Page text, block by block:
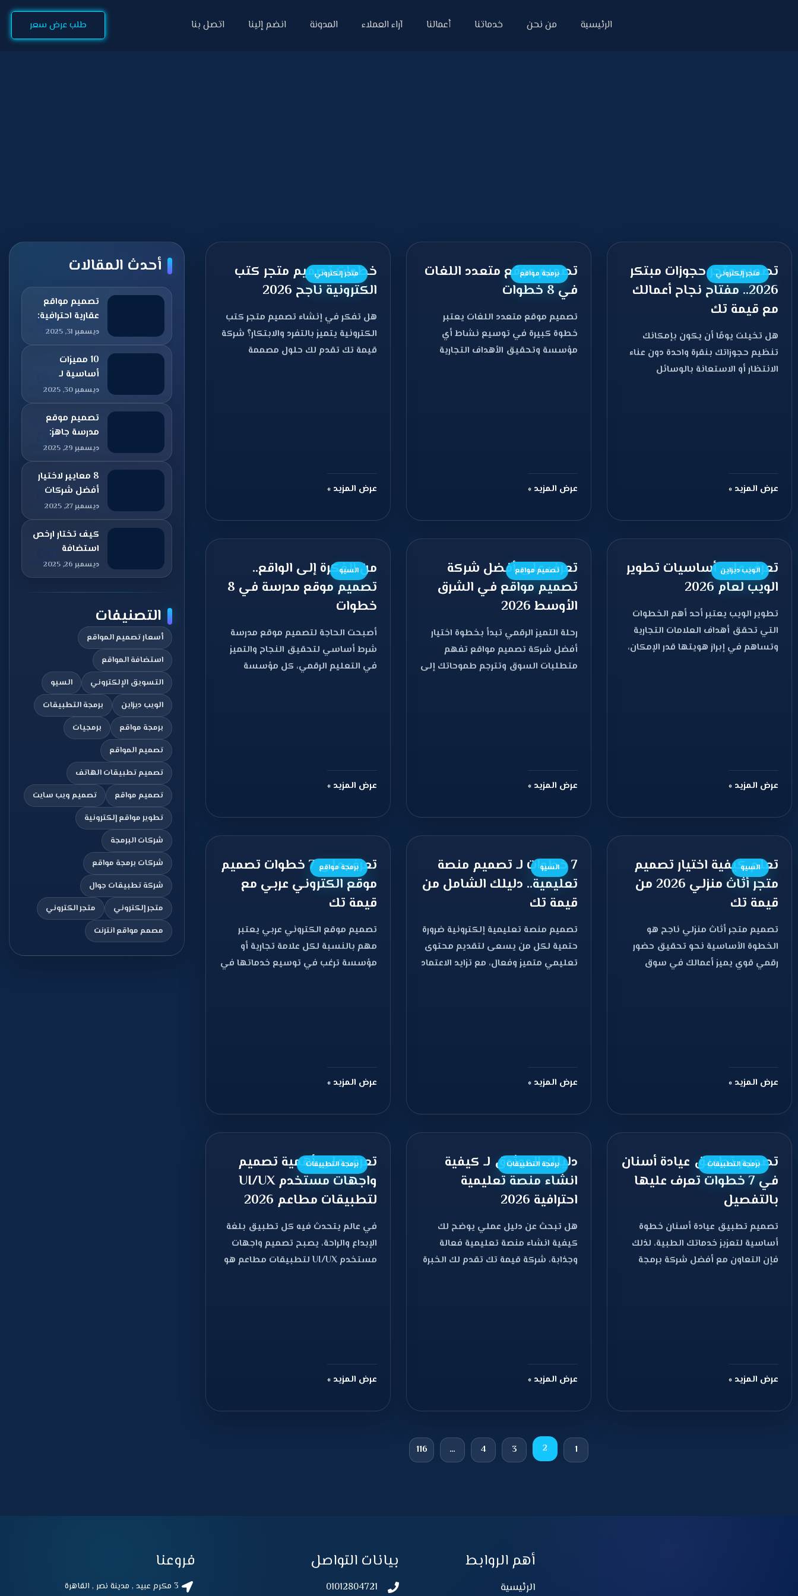
الرئيسية من نحن خدماتنا أعمالنا آراء العملاء المدونة انضم إلينا اتصل بنا طلب عرض سعر
متجر إلكتروني
تصميم متجر حجوزات مبتكر
2026.. مفتاح نجاح أعمالك
مع قيمة تك
هل تخيلت يومًا أن يكون بإمكانك
تنظيم حجوزاتك بنقرة واحدة دون عناء
الانتظار أو الاستعانة بالوسائل
عرض المزيد »
برمجة مواقع
تصميم موقع متعدد اللغات
في 8 خطوات
تصميم موقع متعدد اللغات يعتبر
خطوة كبيرة في توسيع نشاط أي
مؤسسة وتحقيق الأهداف التجارية
عرض المزيد »
متجر إلكتروني
خطوات تصميم متجر كتب
الكترونية ناجح 2026
هل تفكر في إنشاء تصميم متجر كتب
الكترونية يتميز بالتفرد والابتكار؟ شركة
قيمة تك تقدم لك حلول مصممة
عرض المزيد »
الويب ديزاين
تعرف على أساسيات تطوير
الويب لعام 2026
تطوير الويب يعتبر أحد أهم الخطوات
التي تحقق أهداف العلامات التجارية
وتساهم في إبراز هويتها قدر الإمكان،
عرض المزيد »
تصميم مواقع
تعرف على أفضل شركة
تصميم مواقع في الشرق
الأوسط 2026
رحلة التميز الرقمي تبدأ بخطوة اختيار
أفضل شركة تصميم مواقع تفهم
متطلبات السوق وتترجم طموحاتك إلى
عرض المزيد »
السيو
من الفكرة إلى الواقع..
تصميم موقع مدرسة في 8
خطوات
أصبحت الحاجة لتصميم موقع مدرسة
شرط أساسي لتحقيق النجاح والتميز
في التعليم الرقمي، كل مؤسسة
عرض المزيد »
السيو
تعلم كيفية اختيار تصميم
متجر أثاث منزلي 2026 من
قيمة تك
تصميم متجر أثاث منزلي ناجح هو
الخطوة الأساسية نحو تحقيق حضور
رقمي قوي يميز أعمالك في سوق
عرض المزيد »
السيو
7 خطوات لـ تصميم منصة
تعليمية.. دليلك الشامل من
قيمة تك
تصميم منصة تعليمية إلكترونية ضرورة
حتمية لكل من يسعى لتقديم محتوى
تعليمي متميز وفعال، مع تزايد الاعتماد
عرض المزيد »
برمجة مواقع
تعرف على 7 خطوات تصميم
موقع الكتروني عربي مع
قيمة تك
تصميم موقع الكتروني عربي يعتبر
مهم بالنسبة لكل علامة تجارية أو
مؤسسة ترغب في توسيع خدماتها في
عرض المزيد »
برمجة التطبيقات
تصميم تطبيق عيادة أسنان
في 7 خطوات تعرف عليها
بالتفصيل
تصميم تطبيق عيادة أسنان خطوة
أساسية لتعزيز خدماتك الطبية، لذلك
فإن التعاون مع أفضل شركة برمجة
عرض المزيد »
برمجة التطبيقات
دليلك الموثوق لـ كيفية
انشاء منصة تعليمية
احترافية 2026
هل تبحث عن دليل عملي يوضح لك
كيفية انشاء منصة تعليمية فعالة
وجذابة، شركة قيمة تك تقدم لك الخبرة
عرض المزيد »
برمجة التطبيقات
تعرف على أهمية تصميم
واجهات مستخدم UI/UX
لتطبيقات مطاعم 2026
في عالم يتحدث فيه كل تطبيق بلغة
الإبداع والراحة، يصبح تصميم واجهات
مستخدم UI/UX لتطبيقات مطاعم هو
عرض المزيد »
1
2
3
4
…
116
أحدث المقالات
تصميم مواقع
عقارية احترافية:
مفتاحك لتحقيق
مبيعات قياسية
في سوق
العقارات
ديسمبر 31, 2025
10 مميزات
أساسية لـ
تصميم منصة
تعليمية
إلكترونية ناجحة
2026
ديسمبر 30, 2025
تصميم موقع
مدرسة جاهز:
دليلك الشامل
لإنشاء منصة
تعليمية
متكاملة
ديسمبر 29, 2025
8 معايير لاختيار
أفضل شركات
تصميم مواقع
الإنترنت
ديسمبر 27, 2025
كيف تختار ارخص
استضافة
ووردبريس دون
التضحية بالأداء
والجودة؟
ديسمبر 26, 2025
التصنيفات
أسعار تصميم المواقع
استضافة المواقع
التسويق الإلكتروني
السيو
الويب ديزاين
برمجة التطبيقات
برمجة مواقع
برمجيات
تصميم المواقع
تصميم تطبيقات الهاتف
تصميم مواقع
تصميم ويب سايت
تطوير مواقع إلكترونية
شركات البرمجة
شركات برمجة مواقع
شركة تطبيقات جوال
متجر إلكتروني
متجر الكتروني
مصمم مواقع انترنت
أهم الروابط
الرئيسية
بيانات التواصل
01012804721
فروعنا
3 مكرم عبيد , مدينة نصر , القاهرة